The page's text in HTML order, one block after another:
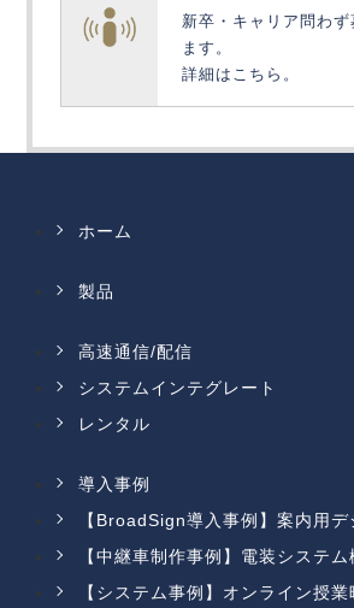
新卒・キャリア問わず
ます。
詳細はこちら。
ホーム
製品
高速通信/配信
システムインテグレート
レンタル
導入事例
【BroadSign導入事例】案内用
【中継車制作事例】電装システ
【システム事例】オンライン授